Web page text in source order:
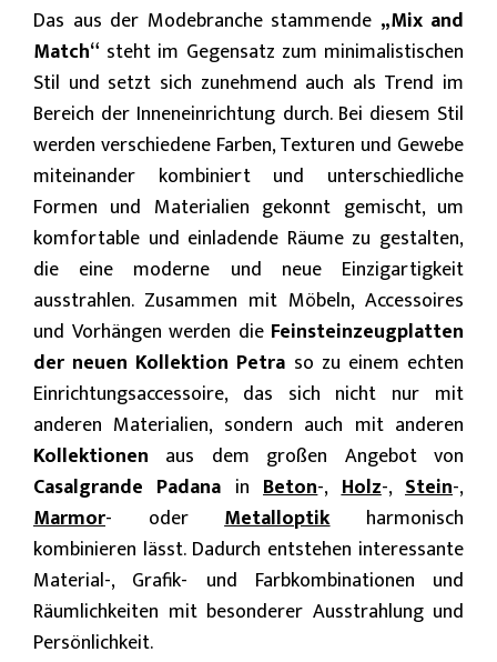
Das aus der Modebranche stammende „Mix and
Match“ steht im Gegensatz zum minimalistischen
Stil und setzt sich zunehmend auch als Trend im
Bereich der Inneneinrichtung durch. Bei diesem Stil
werden verschiedene Farben, Texturen und Gewebe
miteinander kombiniert und unterschiedliche
Formen und Materialien gekonnt gemischt, um
komfortable und einladende Räume zu gestalten,
die eine moderne und neue Einzigartigkeit
ausstrahlen. Zusammen mit Möbeln, Accessoires
und Vorhängen werden die Feinsteinzeugplatten
der neuen Kollektion Petra so zu einem echten
Einrichtungsaccessoire, das sich nicht nur mit
anderen Materialien, sondern auch mit anderen
Kollektionen aus dem großen Angebot von
Casalgrande Padana inBeton-,Holz-,Stein-,
Marmor- oderMetalloptikharmonisch
kombinieren lässt. Dadurch entstehen interessante
Material-, Grafik- und Farbkombinationen und
Räumlichkeiten mit besonderer Ausstrahlung und
Persönlichkeit.